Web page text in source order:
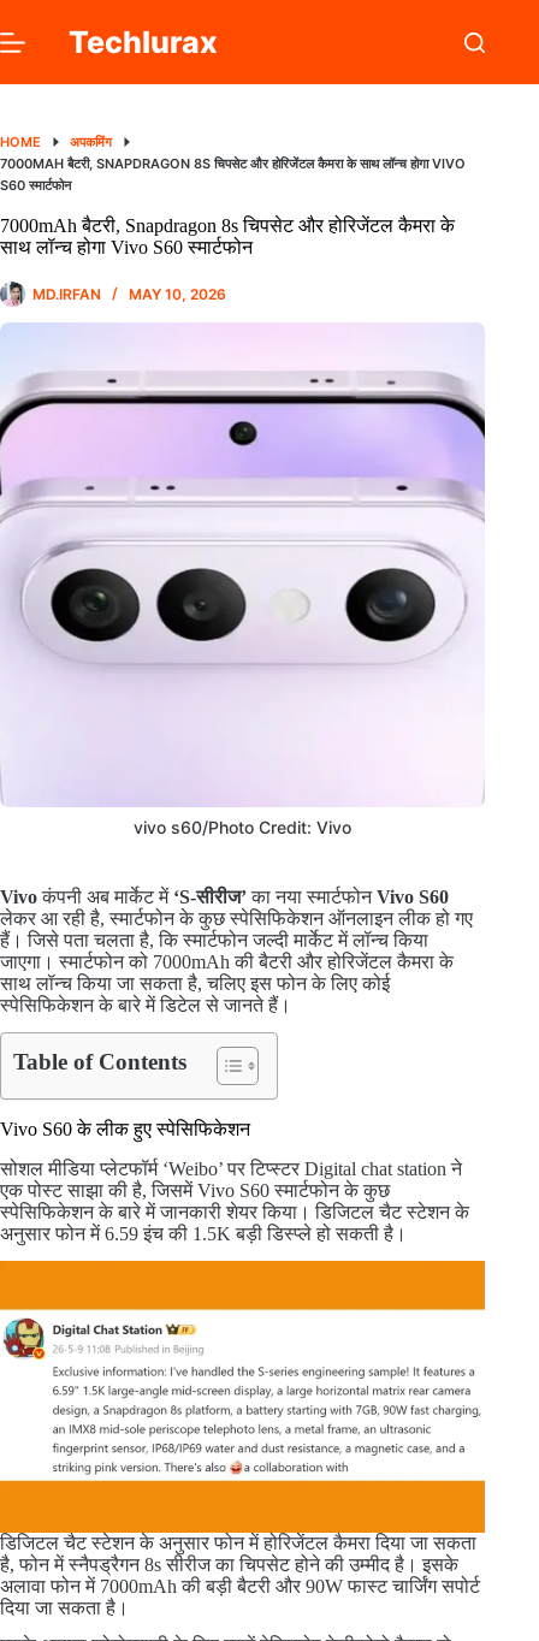
to
content
Techlurax
HOME
अपकमिंग
7000MAH बैटरी, SNAPDRAGON 8S चिपसेट और होरिजेंटल कैमरा के साथ लॉन्च होगा VIVO
S60 स्मार्टफोन
7000mAh बैटरी, Snapdragon 8s चिपसेट और होरिजेंटल कैमरा के
साथ लॉन्च होगा Vivo S60 स्मार्टफोन
MD.IRFAN MAY 10, 2026
vivo s60/Photo Credit: Vivo
Vivoकंपनी अब मार्केट में ‘S-सीरीज’का नया स्मार्टफोनVivo S60
लेकर आ रही है, स्मार्टफोन के कुछ स्पेसिफिकेशन ऑनलाइन लीक हो गए
हैं। जिसे पता चलता है, कि स्मार्टफोन जल्दी मार्केट में लॉन्च किया
जाएगा। स्मार्टफोन को 7000mAh की बैटरी और होरिजेंटल कैमरा के
साथ लॉन्च किया जा सकता है, चलिए इस फोन के लिए कोई
स्पेसिफिकेशन के बारे में डिटेल से जानते हैं।
Table of Contents
Vivo S60 के लीक हुए स्पेसिफिकेशन
सोशल मीडिया प्लेटफॉर्म ‘Weibo’ पर टिप्स्टर Digital chat station ने
एक पोस्ट साझा की है, जिसमें Vivo S60 स्मार्टफोन के कुछ
स्पेसिफिकेशन के बारे में जानकारी शेयर किया। डिजिटल चैट स्टेशन के
अनुसार फोन में 6.59 इंच की 1.5K बड़ी डिस्प्ले हो सकती है।
डिजिटल चैट स्टेशन के अनुसार फोन में होरिजेंटल कैमरा दिया जा सकता
है, फोन में स्नैपड्रैगन 8s सीरीज का चिपसेट होने की उम्मीद है। इसके
अलावा फोन में 7000mAh की बड़ी बैटरी और 90W फास्ट चार्जिंग सपोर्ट
दिया जा सकता है।